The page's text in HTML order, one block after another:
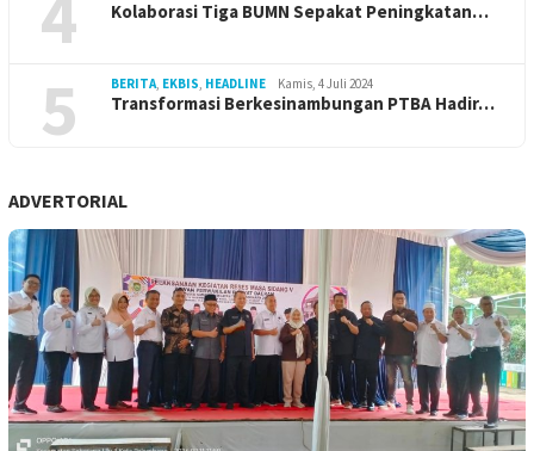
Kolaborasi Tiga BUMN Sepakat Peningkatan…
5 BERITA, EKBIS, HEADLINE Kamis, 4 Juli 2024
Transformasi Berkesinambungan PTBA Hadir…
ADVERTORIAL